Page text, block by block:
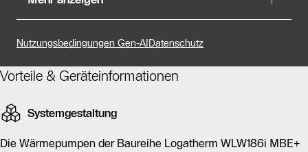
Wasser-Wärmepumpe, die speziell für den Einsatz in
Bestandsgebäuden entwickelt wurde und effizient mit
Heizkörpern arbeitet. Sie ermöglicht den schnellen
Wärmekomfort bei reduzierten Energiekosten. Mit der
System besteht aus einer modulierenden Außeneinheit
Nutzungsbedingungen Gen-AIDatenschutz
Vorteile & Geräteinformationen
Systemgestaltung
Die Wärmepumpen der Baureihe Logatherm WLW186i MBE+